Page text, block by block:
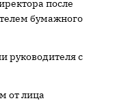
после
бумажного
руководителя с
от лица